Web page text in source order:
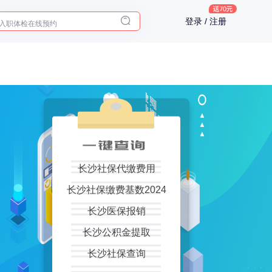
年了，给父母预约体检 登录 / 注册
长沙社保代缴费用
长沙社保缴费基数2024
长沙医保报销
长沙公积金提取
长沙社保查询